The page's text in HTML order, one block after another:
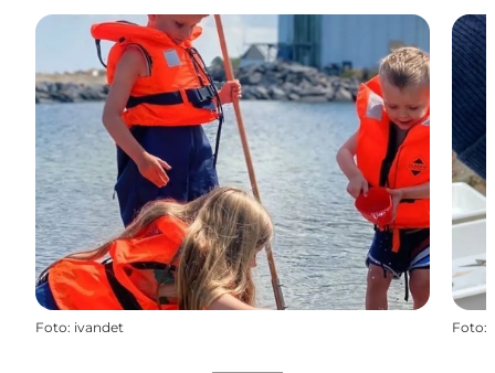
Foto: ivandet Foto: